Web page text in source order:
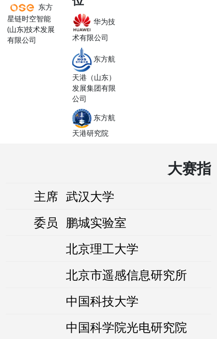
东方
星链时空智能
(山东)技术发展
有限公司
华为技
术有限公司
东方航
天港（山东）
发展集团有限
公司
东方航
天港研究院
大赛指
主席 武汉大学
委员
鹏城实验室
北京理工大学
北京市遥感信息研究所
中国科技大学
中国科学院光电研究院